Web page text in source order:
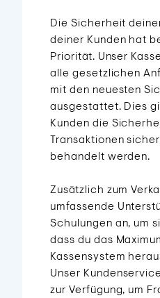
Die Sicherheit
deiner Kunden hat
Priorität. Unser
alle gesetzlichen
mit den neuesten
ausgestattet. Dies
Kunden die
Transaktionen
behandelt werden.
Zusätzlich zum
umfassende
Schulungen an, um
dass du das
Kassensystem
Unser
zur Verfügung, um